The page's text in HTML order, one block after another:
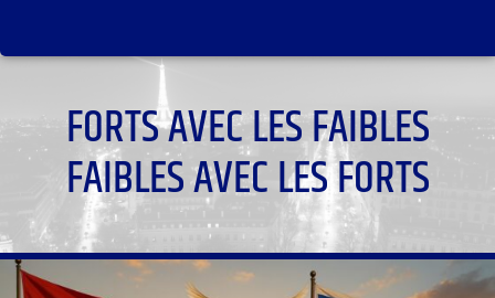
FORTS AVEC LES FAIBLES
FAIBLES AVEC LES FORTS